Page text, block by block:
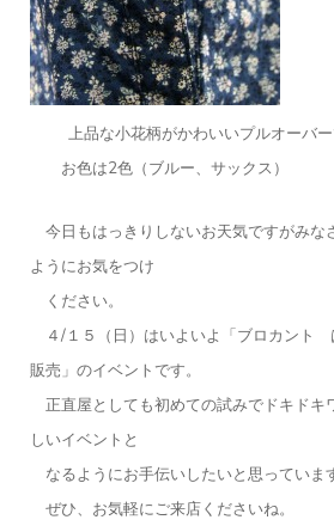
上品な小花柄がかわいいプルオーバ
お色は2色（ブルー、サックス）
今日もはっきりしないお天気ですがみな
ようにお気をつけ
ください。
４/１５（日）はいよいよ「ブロカント
販売」のイベントです。
正直屋としても初めての試みでドキドキ
しいイベントと
なるようにお手伝いしたいと思っていま
ぜひ、お気軽にご来店くださいね。